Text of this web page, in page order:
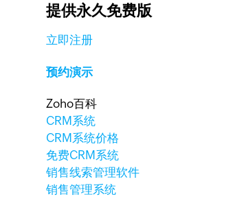
提供永久免费版
立即注册
预约演示
Zoho百科
CRM系统
CRM系统价格
免费CRM系统
销售线索管理软件
销售管理系统